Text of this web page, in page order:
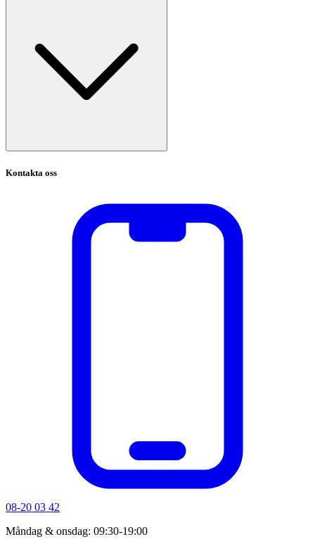
Kontakta oss
08-20 03 42
Måndag & onsdag: 09:30-19:00